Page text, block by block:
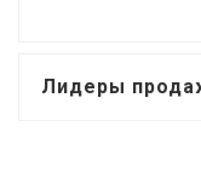
Лидеры